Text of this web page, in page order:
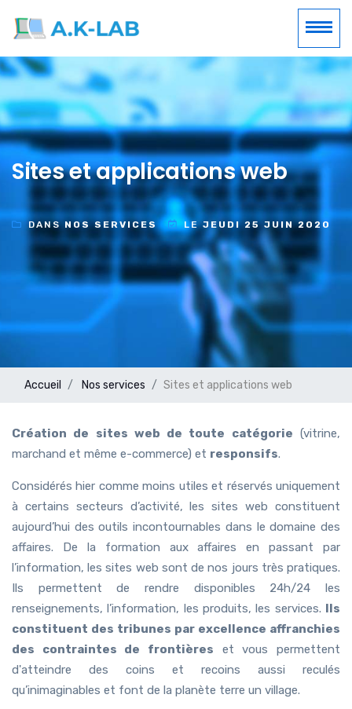
Sites et applications web
DANSNOS SERVICES LEJEUDI 25 JUIN 2020
Accueil Nos services Sites et applications web
Création de sites web de toute catégorie (vitrine,
marchand et même e-commerce) et responsifs.
Considérés hier comme moins utiles et réservés uniquement
à certains secteurs d’activité, les sites web constituent
aujourd’hui des outils incontournables dans le domaine des
affaires. De la formation aux affaires en passant par
l’information, les sites web sont de nos jours très pratiques.
Ils permettent de rendre disponibles 24h/24 les
renseignements, l’information, les produits, les services. Ils
constituent des tribunes par excellence affranchies
des contraintes de frontières et vous permettent
d'atteindre des coins et recoins aussi reculés
qu’inimaginables et font de la planète terre un village.